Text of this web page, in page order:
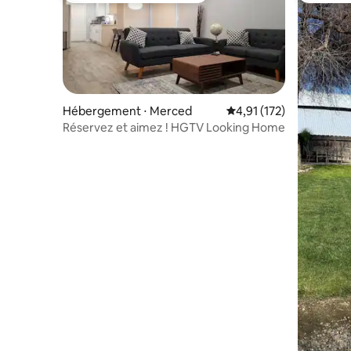
Hébergement ⋅ Merced Évaluation moyenne
4,91 (172)
Réservez et aimez ! HGTV Looking Home